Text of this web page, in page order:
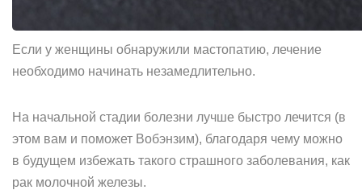
Если у женщины обнаружили мастопатию, лечение
необходимо начинать незамедлительно.
На начальной стадии болезни лучше быстро лечится (в
этом вам и поможет Вобэнзим), благодаря чему можно
в будущем избежать такого страшного заболевания, как
рак молочной железы.